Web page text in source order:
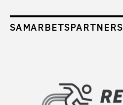
SAMARBETSPARTNERS